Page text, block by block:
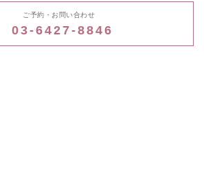
ご予約・お問い合わせ
03-6427-8846